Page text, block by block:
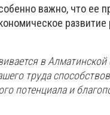
важно, что ее
развитие
в Алматинской
труда
потенциала и